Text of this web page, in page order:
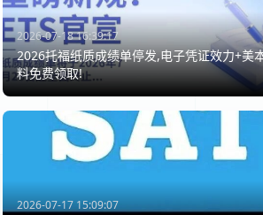
2026-07-18 16:39:17
2026托福纸质成绩单停发,电子凭证效力+美
料免费领取!
2026-07-17 15:09:07